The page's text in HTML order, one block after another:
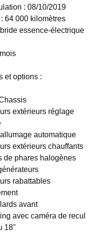
: 08/10/2019
64 000 kilomètres
essence-électrique
et options :
extérieurs réglage
automatique
extérieurs chauffants
de phares halogènes
rabattables
avant
avec caméra de recul
18"